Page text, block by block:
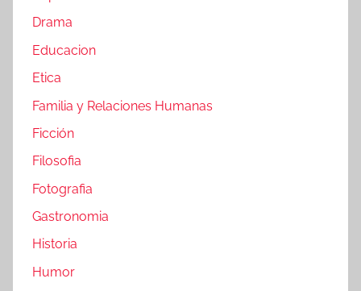
Drama
Educacion
Etica
Familia y Relaciones Humanas
Ficción
Filosofia
Fotografia
Gastronomia
Historia
Humor